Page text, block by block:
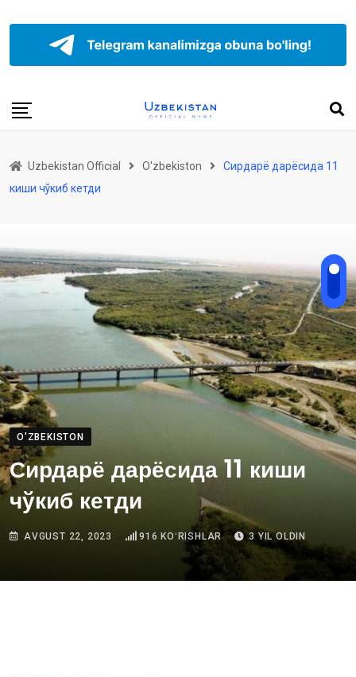
Uzbekistan Official O'zbekiston
Сирдарё дарёсида 11
киши чўкиб кетди
O'ZBEKISTON
Сирдарё дарёсида 11 киши
чўкиб кетди
AVGUST 22, 2023 916 KOʻRISHLAR 3 YIL OLDIN